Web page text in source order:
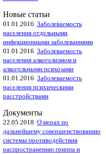
Новые статьи
01.01.2016 Заболеваемость
населения отдельными
инфекционными заболеваниями
01.01.2016 Заболеваемость
населения алкоголизмом и
алкогольными психозами
01.01.2016 Заболеваемость
населения психическими
расстройствами
Документы
22.05.2018 О мерах по
дальнейшему совершенствованию
системы противодействия
распространению гриппа и